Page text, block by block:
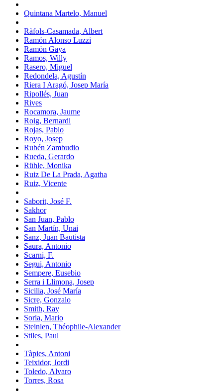
Quintana Martelo, Manuel
Ràfols-Casamada, Albert
Ramón Alonso Luzzi
Ramón Gaya
Ramos, Willy
Rasero, Miguel
Redondela, Agustín
Riera I Aragó, Josep María
Ripollés, Juan
Rives
Rocamora, Jaume
Roig, Bernardi
Rojas, Pablo
Royo, Josep
Rubén Zambudio
Rueda, Gerardo
Rühle, Monika
Ruiz De La Prada, Agatha
Ruiz, Vicente
Saborit, José F.
Sakhor
San Juan, Pablo
San Martín, Unai
Sanz, Juan Bautista
Saura, Antonio
Scarni, F.
Segui, Antonio
Sempere, Eusebio
Serra i Llimona, Josep
Sicilia, José María
Sicre, Gonzalo
Smith, Ray
Soria, Mario
Steinlen, Théophile-Alexander
Stiles, Paul
Tàpies, Antoni
Teixidor, Jordi
Toledo, Alvaro
Torres, Rosa